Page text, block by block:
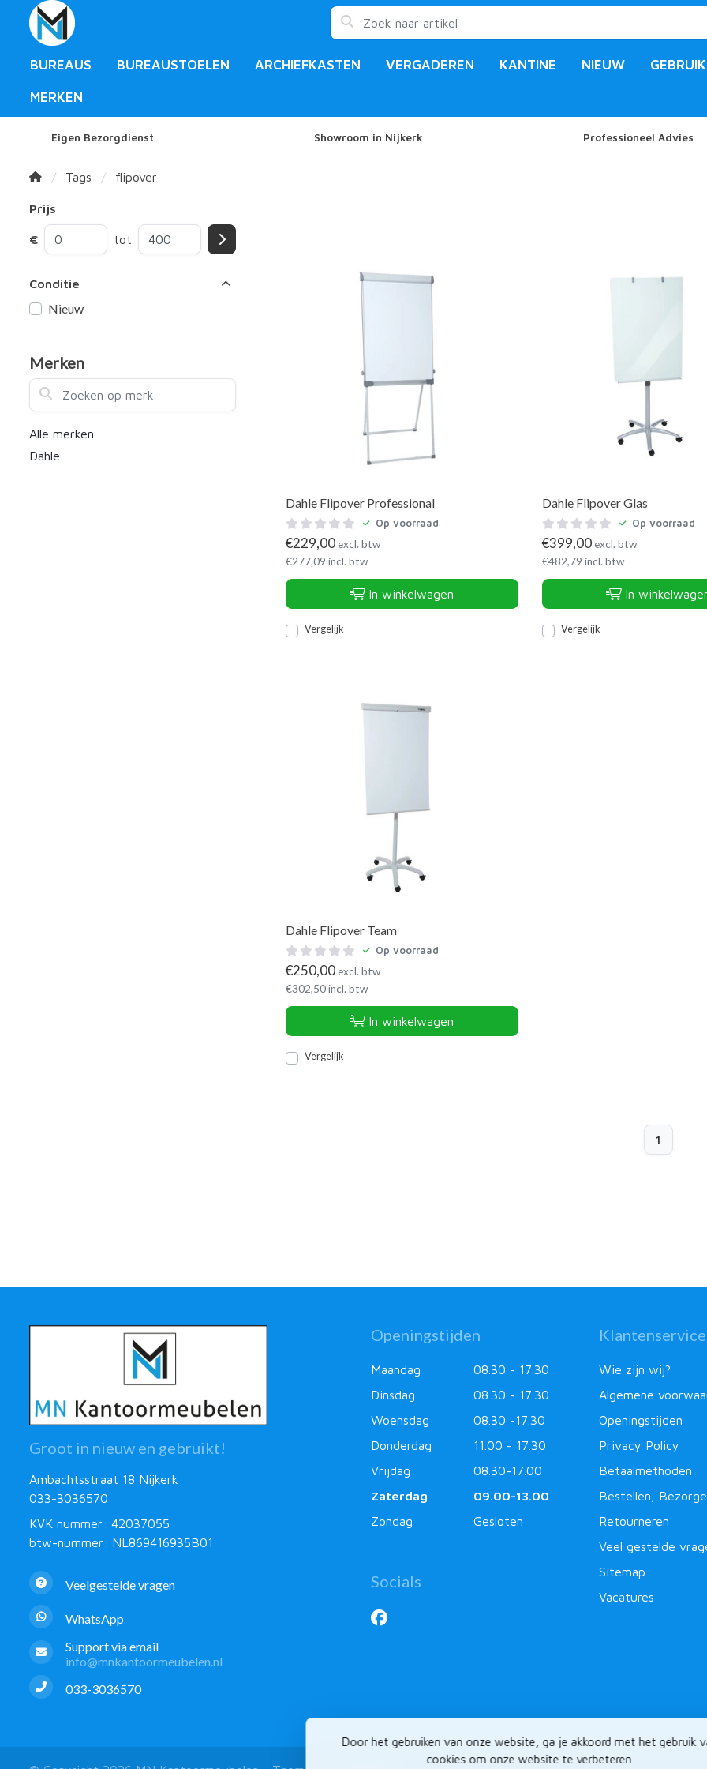
Door het gebruiken van onze website, ga je akkoord met het gebruik
cookies om onze website te verbeteren.
BUREAUS BUREAUSTOELEN ARCHIEFKASTEN VERGADEREN KANTINE NIEUW
MERKEN
Eigen Bezorgdienst Showroom in Nijkerk Professioneel Advies
Tags flipover
Prijs
€ tot
Conditie
Nieuw
Merken
Zoeken op merk
Alle merken
Dahle
Dahle Flipover Professional
Op voorraad
€229,00excl. btw
€277,09 incl. btw
In winkelwagen
Vergelijk
Dahle Flipover Glas
Op voorraad
€399,00excl. btw
€482,79 incl. btw
In
Vergelijk
Dahle Flipover Team
Op voorraad
€250,00excl. btw
€302,50incl. btw
In winkelwagen
Vergelijk
1
Groot in nieuw en gebruikt!
Ambachtsstraat 18 Nijkerk
033-3036570
KVK nummer: 42037055
btw-nummer: NL869416935B01
Veelgestelde vragen
WhatsApp
Support via email
info@mnkantoormeubelen.nl
033-3036570
Openingstijden
Maandag
08.30 - 17.30
Dinsdag
08.30 - 17.30
Woensdag
08.30 -17.30
Donderdag
11.00 - 17.30
Vrijdag
08.30-17.00
Zaterdag
09.00-13.00
Zondag
Gesloten
Socials
Klantenservice
Wie zijn wij?
Algemene
Openingstijden
Privacy Policy
Betaalmethoden
Bestellen,
Retourneren
Veel gestelde
Sitemap
Vacatures